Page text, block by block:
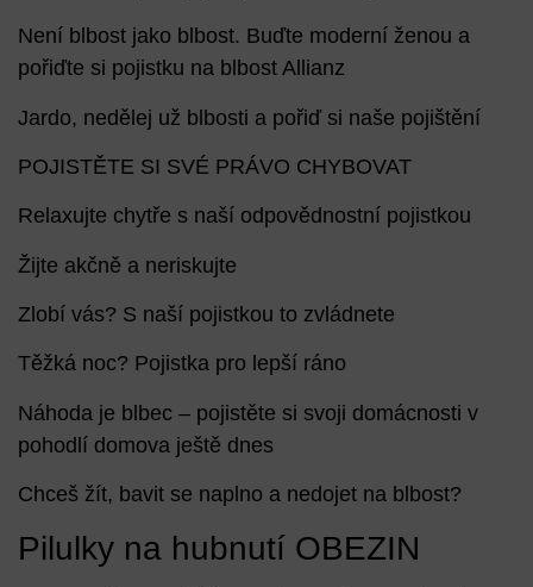
Není blbost jako blbost. Buďte moderní ženou a
pořiďte si pojistku na blbost Allianz
Jardo, nedělej už blbosti a pořiď si naše pojištění
POJISTĚTE SI SVÉ PRÁVO CHYBOVAT
Relaxujte chytře s naší odpovědnostní pojistkou
Žijte akčně a neriskujte
Zlobí vás? S naší pojistkou to zvládnete
Těžká noc? Pojistka pro lepší ráno
Náhoda je blbec – pojistěte si svoji domácnosti v
pohodlí domova ještě dnes
Chceš žít, bavit se naplno a nedojet na blbost?
Pilulky na hubnutí OBEZIN